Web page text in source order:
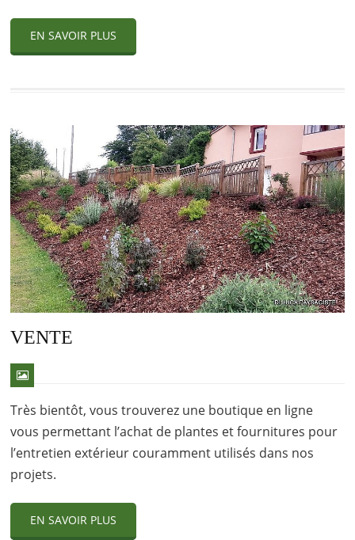
EN SAVOIR PLUS
VENTE
Très bientôt, vous trouverez une boutique en ligne
vous permettant l’achat de plantes et fournitures pour
l’entretien extérieur couramment utilisés dans nos
projets.
EN SAVOIR PLUS